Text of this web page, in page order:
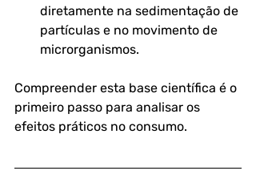
diretamente na sedimentação de
partículas e no movimento de
microrganismos.
Compreender esta base científica é o
primeiro passo para analisar os
efeitos práticos no consumo.